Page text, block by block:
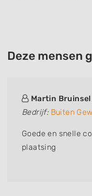
Deze mensen
Martin Bruinsel
Bedrijf: Buiten
Goede en snelle
plaatsing